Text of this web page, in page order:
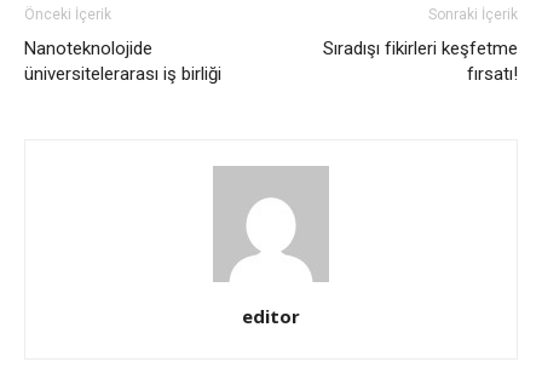
Önceki İçerik
Nanoteknolojide
üniversitelerarası iş birliği
Sonraki İçerik
Sıradışı fikirleri keşfetme
fırsatı!
editor